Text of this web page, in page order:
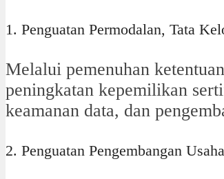
1. Penguatan Permodalan, Tata
Melalui pemenuhan ketentuan
peningkatan kepemilikan
keamanan data, dan
2. Penguatan Pengembangan Usaha